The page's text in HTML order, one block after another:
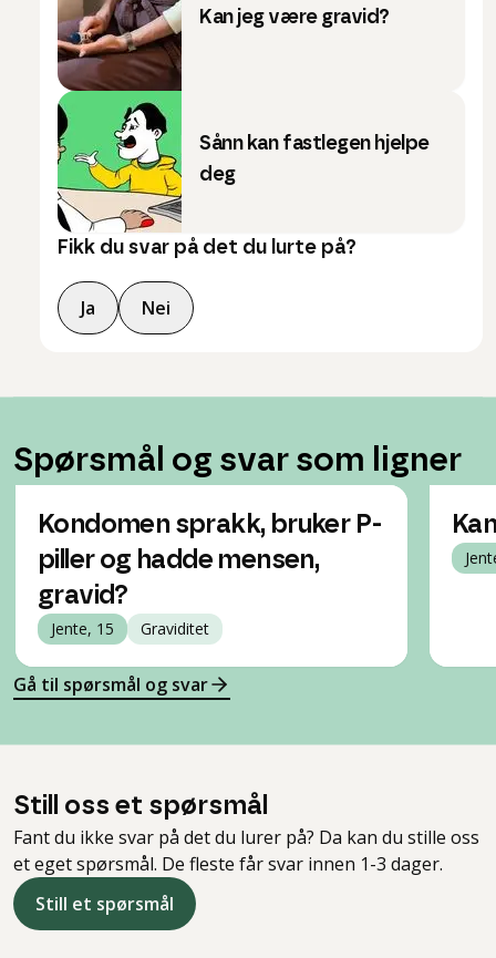
Kan jeg være gravid?
Sånn kan fastlegen hjelpe
deg
Fikk du svar på det du lurte på?
Ja Nei
Spørsmål og svar som ligner
Kondomen sprakk, bruker P-
piller og hadde mensen,
gravid?
Jente, 15 Graviditet
Gå til spørsmål og svar
Still oss et spørsmål
Fant du ikke svar på det du lurer på? Da kan du stille oss
et eget spørsmål. De fleste får svar innen 1-3 dager.
Still et spørsmål